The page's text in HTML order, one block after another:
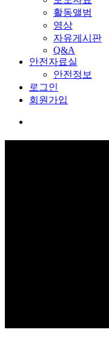
활동앨범
영상
자유게시판
Q&A
안전자료실
안전정보
로그인
회원가입